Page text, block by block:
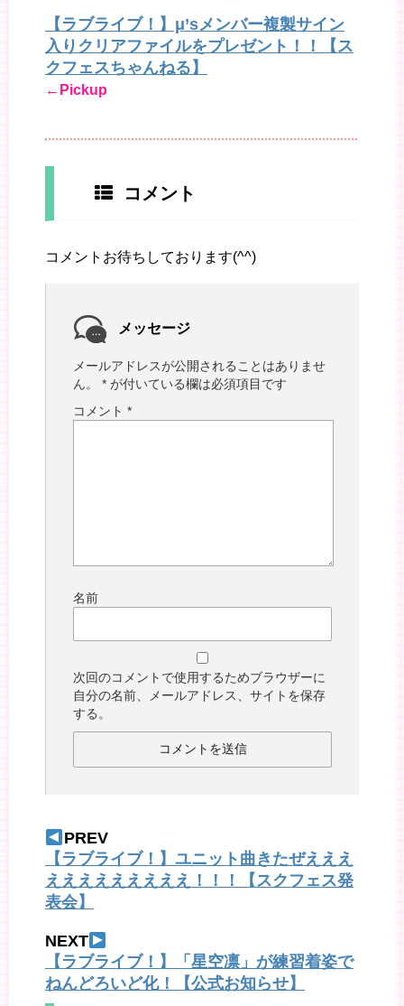
【ラブライブ！】μ’sメンバー複製サイン
入りクリアファイルをプレゼント！！【ス
クフェスちゃんねる】
←Pickup
コメント
コメントお待ちしております(^^)
メッセージ
メールアドレスが公開されることはありませ
ん。
* が付いている欄は必須項目です
コメント *
名前
次回のコメントで使用するためブラウザーに
自分の名前、メールアドレス、サイトを保存
する。
PREV
【ラブライブ！】ユニット曲きたぜえええ
えええええええええ！！！【スクフェス発
表会】
NEXT
【ラブライブ！】「星空凛」が練習着姿で
ねんどろいど化！【公式お知らせ】